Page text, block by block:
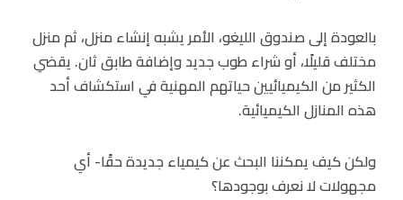
بالعودة إلى صندوق الليغو، الأمر يشبه إنشاء منزل، ثم منزل
مختلف قليلًا، أو شراء طوب جديد وإضافة طابق ثان. يقضي
الكثير من الكيميائيين حياتهم المهنية في استكشاف أحد
هذه المنازل الكيميائية.
ولكن كيف يمكننا البحث عن كيمياء جديدة حقًا- أي
مجهولات لا نعرف بوجودها؟